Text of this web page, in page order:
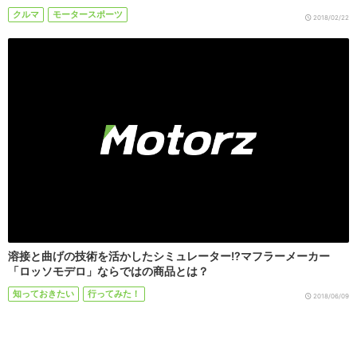
クルマ モータースポーツ 2018/02/22
溶接と曲げの技術を活かしたシミュレーター!?マフラーメーカー
「ロッソモデロ」ならではの商品とは？
知っておきたい 行ってみた！ 2018/06/09